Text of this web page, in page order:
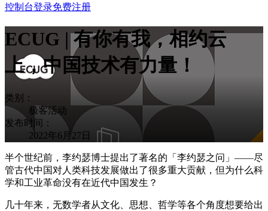
控制台登录免费注册
ECUG | 有你有我，相约云
上，中国技术有力量！
类别：
极客活动
发布时间：
2022年6月27日
半个世纪前，李约瑟博士提出了著名的「李约瑟之问」——尽
管古代中国对人类科技发展做出了很多重大贡献，但为什么科
学和工业革命没有在近代中国发生？
几十年来，无数学者从文化、思想、哲学等各个角度想要给出